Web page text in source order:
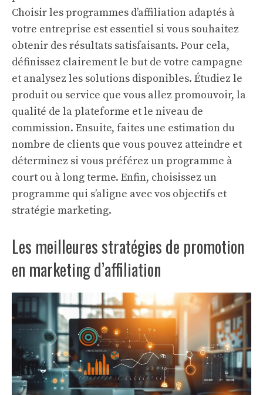
Choisir les programmes d’affiliation adaptés à
votre entreprise est essentiel si vous souhaitez
obtenir des résultats satisfaisants. Pour cela,
définissez clairement le but de votre campagne
et analysez les solutions disponibles. Étudiez le
produit ou service que vous allez promouvoir, la
qualité de la plateforme et le niveau de
commission. Ensuite, faites une estimation du
nombre de clients que vous pouvez atteindre et
déterminez si vous préférez un programme à
court ou à long terme. Enfin, choisissez un
programme qui s’aligne avec vos objectifs et
stratégie marketing.
Les meilleures stratégies de promotion
en marketing d’affiliation